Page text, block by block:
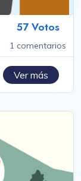
57 Votos
1 comentarios
Ver más